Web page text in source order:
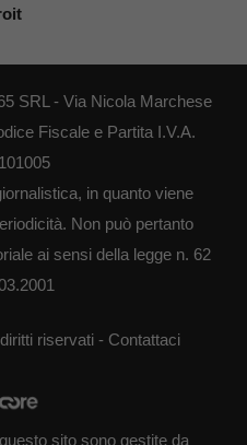
SRL - Via Nicola Marchese
Fiscale e Partita I.V.A.
in quanto viene
Non può pertanto
ai sensi della legge n. 62
riservati - Contattaci
sito sono gestite da